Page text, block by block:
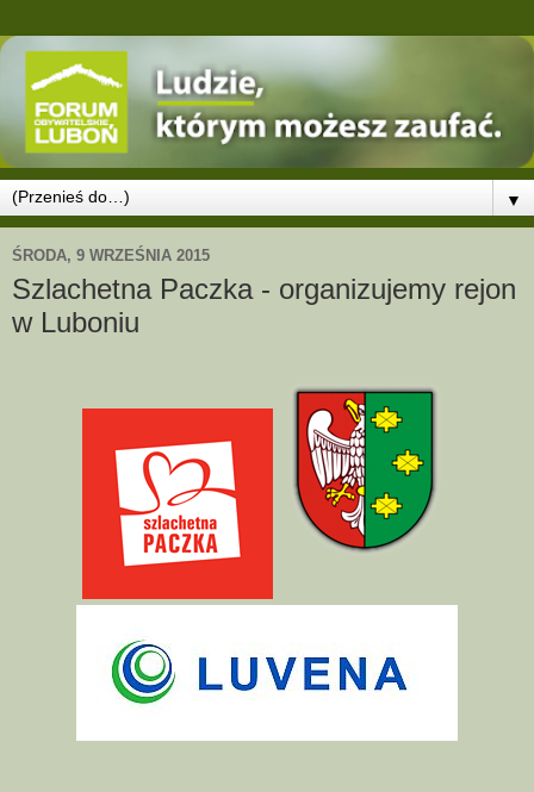
▼
ŚRODA, 9 WRZEŚNIA 2015
Szlachetna Paczka - organizujemy rejon
w Luboniu